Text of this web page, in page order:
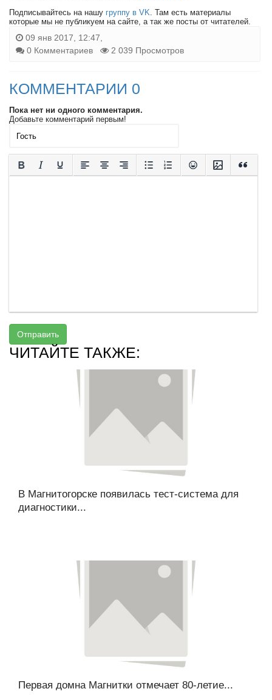
Подписывайтесь на нашу группу в VK. Там есть материалы
которые мы не публикуем на сайте, а так же посты от читателей.
09 янв 2017, 12:47,
0 Комментариев
2 039 Просмотров
КОММЕНТАРИИ 0
Пока нет ни одного комментария.
Добавьте комментарий первым!
Отправить
ЧИТАЙТЕ ТАКЖЕ:
В Магнитогорске появилась тест-система для
диагностики...
Первая домна Магнитки отмечает 80-летие...